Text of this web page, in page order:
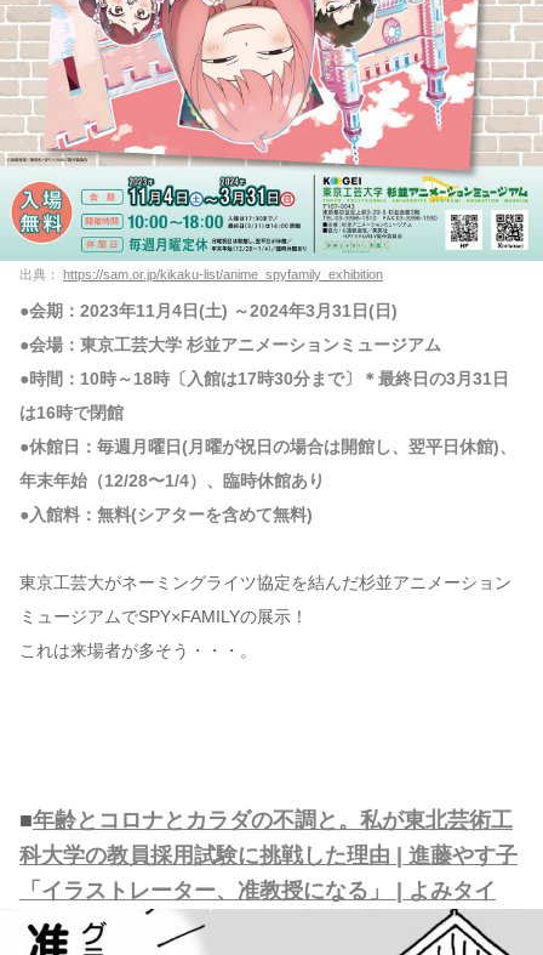
出典： https://sam.or.jp/kikaku-list/anime_spyfamily_exhibition
●会期：2023年11月4日(土) ～2024年3月31日(日)
●会場：東京工芸大学 杉並アニメーションミュージアム
●時間：10時～18時〔入館は17時30分まで〕＊最終日の3月31日
は16時で閉館
●休館日：毎週月曜日(月曜が祝日の場合は開館し、翌平日休館)、
年末年始（12/28〜1/4）、臨時休館あり
●入館料：無料(シアターを含めて無料)
東京工芸大がネーミングライツ協定を結んだ杉並アニメーション
ミュージアムでSPY×FAMILYの展示！
これは来場者が多そう・・・。
■年齢とコロナとカラダの不調と。私が東北芸術工
科大学の教員採用試験に挑戦した理由 | 進藤やす子
「イラストレーター、准教授になる」 | よみタイ